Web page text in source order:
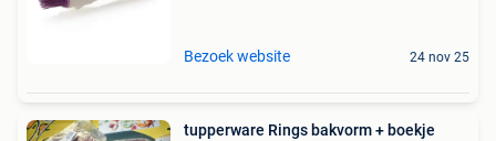
Bezoek website 24 nov 25
tupperware Rings bakvorm + boekje